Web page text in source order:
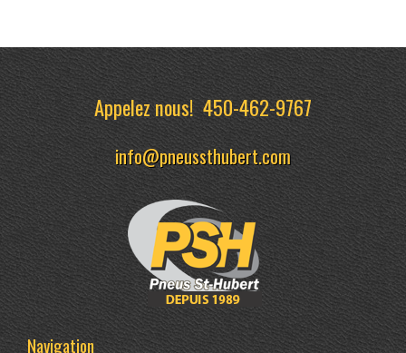
Appelez nous!450-462-9767
info@pneussthubert.com
Navigation